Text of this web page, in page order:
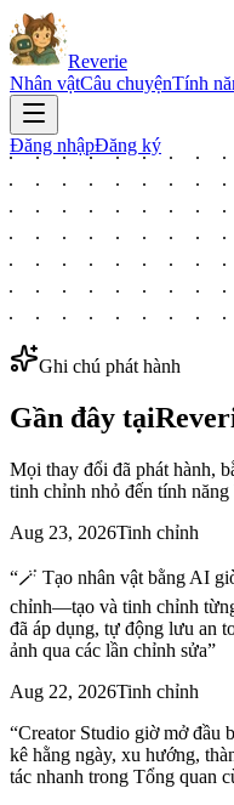
Reverie
Nhân vậtCâu chuyệnTính
Đăng nhậpĐăng ký
Ghi chú phát hành
Gần đây tại
Mọi thay đổi đã phát hành,
tinh chỉnh nhỏ đến tính năng
Aug 23, 2026Tinh chỉnh
“🪄 Tạo nhân vật bằng AI
chỉnh—tạo và tinh chỉnh
đã áp dụng, tự động lưu an
ảnh qua các lần chỉnh sửa”
Aug 22, 2026Tinh chỉnh
“Creator Studio giờ mở đầu
kê hằng ngày, xu hướng,
tác nhanh trong Tổng quan